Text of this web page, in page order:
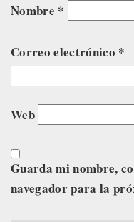
Nombre *
Correo electrónico *
Web
Guarda mi nombre,
navegador para la